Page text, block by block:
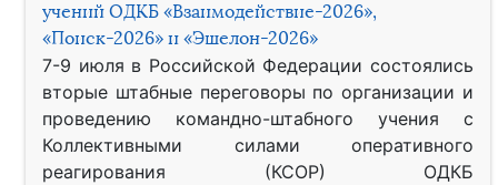
учений ОДКБ «Взаимодействие-2026»,
«Поиск-2026» и «Эшелон-2026»
7-9 июля в Российской Федерации состоялись
вторые штабные переговоры по организации и
проведению командно-штабного учения с
Коллективными силами оперативного
реагирования (КСОР) ОДКБ